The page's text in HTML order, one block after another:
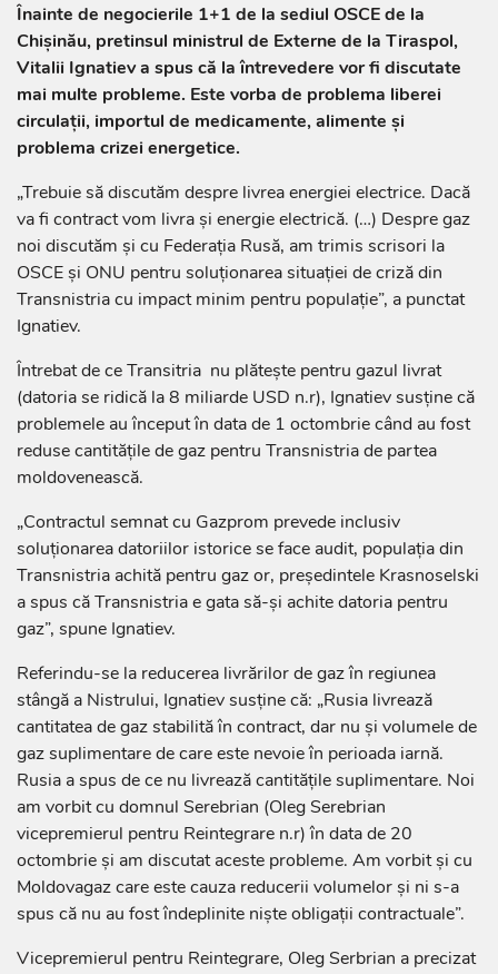
Înainte de negocierile 1+1 de la sediul OSCE de la
Chișinău, pretinsul ministrul de Externe de la Tiraspol,
Vitalii Ignatiev a spus că la întrevedere vor fi discutate
mai multe probleme. Este vorba de problema liberei
circulații, importul de medicamente, alimente și
problema crizei energetice.
„Trebuie să discutăm despre livrea energiei electrice. Dacă
va fi contract vom livra și energie electrică. (…) Despre gaz
noi discutăm și cu Federația Rusă, am trimis scrisori la
OSCE și ONU pentru soluționarea situației de criză din
Transnistria cu impact minim pentru populație”, a punctat
Ignatiev.
Întrebat de ce Transitria nu plătește pentru gazul livrat
(datoria se ridică la 8 miliarde USD n.r), Ignatiev susține că
problemele au început în data de 1 octombrie când au fost
reduse cantitățile de gaz pentru Transnistria de partea
moldovenească.
„Contractul semnat cu Gazprom prevede inclusiv
soluționarea datoriilor istorice se face audit, populația din
Transnistria achită pentru gaz or, președintele Krasnoselski
a spus că Transnistria e gata să-și achite datoria pentru
gaz”, spune Ignatiev.
Referindu-se la reducerea livrărilor de gaz în regiunea
stângă a Nistrului, Ignatiev susține că: „Rusia livrează
cantitatea de gaz stabilită în contract, dar nu și volumele de
gaz suplimentare de care este nevoie în perioada iarnă.
Rusia a spus de ce nu livrează cantitățile suplimentare. Noi
am vorbit cu domnul Serebrian (Oleg Serebrian
vicepremierul pentru Reintegrare n.r) în data de 20
octombrie și am discutat aceste probleme. Am vorbit și cu
Moldovagaz care este cauza reducerii volumelor și ni s-a
spus că nu au fost îndeplinite niște obligații contractuale”.
Vicepremierul pentru Reintegrare, Oleg Serbrian a precizat